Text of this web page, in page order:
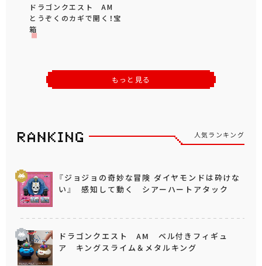
ドラゴンクエスト AM
とうぞくのカギで開く！宝
箱
もっと見る
人気ランキング
『ジョジョの奇妙な冒険 ダイヤモンドは砕けな
い』 感知して動く シアーハートアタック
ドラゴンクエスト AM ベル付きフィギュ
ア キングスライム＆メタルキング